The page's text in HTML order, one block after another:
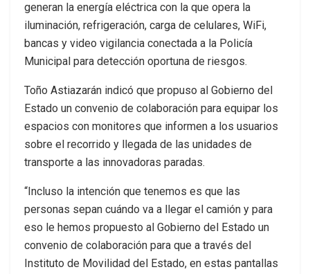
generan la energía eléctrica con la que opera la
iluminación, refrigeración, carga de celulares, WiFi,
bancas y video vigilancia conectada a la Policía
Municipal para detección oportuna de riesgos.
Toño Astiazarán indicó que propuso al Gobierno del
Estado un convenio de colaboración para equipar los
espacios con monitores que informen a los usuarios
sobre el recorrido y llegada de las unidades de
transporte a las innovadoras paradas.
“Incluso la intención que tenemos es que las
personas sepan cuándo va a llegar el camión y para
eso le hemos propuesto al Gobierno del Estado un
convenio de colaboración para que a través del
Instituto de Movilidad del Estado, en estas pantallas